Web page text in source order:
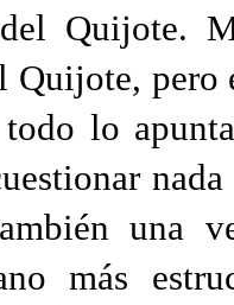
Quijote.
pero
lo
una
más